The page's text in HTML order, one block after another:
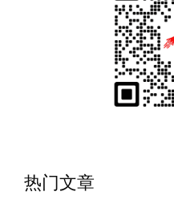
热门文章